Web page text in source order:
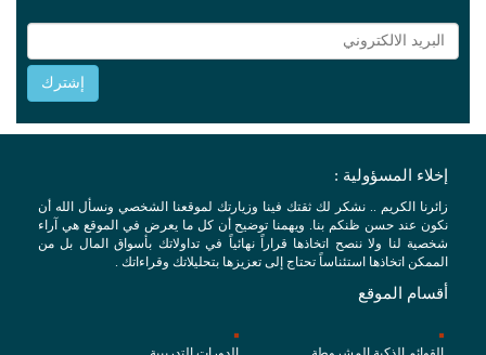
إخلاء المسؤولية :
زائرنا الكريم .. نشكر لك ثقتك فينا وزيارتك لموقعنا الشخصي ونسأل الله أن
نكون عند حسن ظنكم بنا. ويهمنا توضيح أن كل ما يعرض في الموقع هي آراء
شخصية لنا ولا ننصح اتخاذها قراراً نهائياً في تداولاتك بأسواق المال بل من
الممكن اتخاذها استئناساً تحتاج إلى تعزيزها بتحليلاتك وقراءاتك .
أقسام الموقع